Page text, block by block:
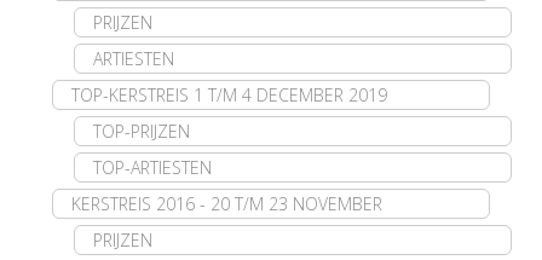
PRIJZEN
ARTIESTEN
TOP-KERSTREIS 1 T/M 4 DECEMBER 2019
TOP-PRIJZEN
TOP-ARTIESTEN
KERSTREIS 2016 - 20 T/M 23 NOVEMBER
PRIJZEN